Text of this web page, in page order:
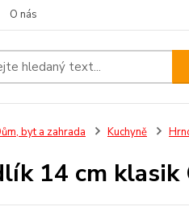
O nás
byt a zahrada Kuchyně
14 cm klasik